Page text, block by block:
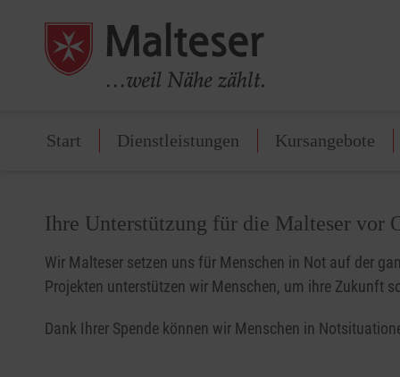
Start Dienstleistungen Kursangebote
Ihre Unterstützung für die Malteser vor
Wir Malteser setzen uns für Menschen in Not auf der
Projekten unterstützen wir Menschen, um ihre Zukunft
Dank Ihrer Spende können wir Menschen in